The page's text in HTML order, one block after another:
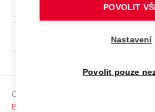
Ochrana osobních údajů
odkaz)
Sociální bezpečí
Copyright © 2026 VUT
Prohlášení o přístupnosti
POVOLIT
Nastavení
Povolit pouze